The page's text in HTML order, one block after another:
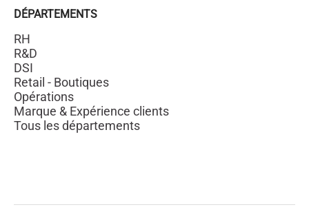
DÉPARTEMENTS
RH
R&D
DSI
Retail - Boutiques
Opérations
Marque & Expérience clients
Tous les départements